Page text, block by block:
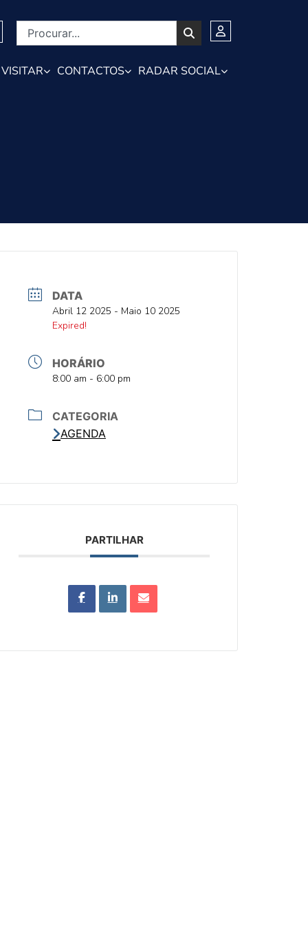
VISITAR CONTACTOS RADAR SOCIAL
DATA
DATAAbril 12 2025 - Maio 10 2025
DATAExpired!
HORÁRIO
HORA
8:00 am - 6:00 pm
CATEGORIA
AGENDA
PARTILHAR